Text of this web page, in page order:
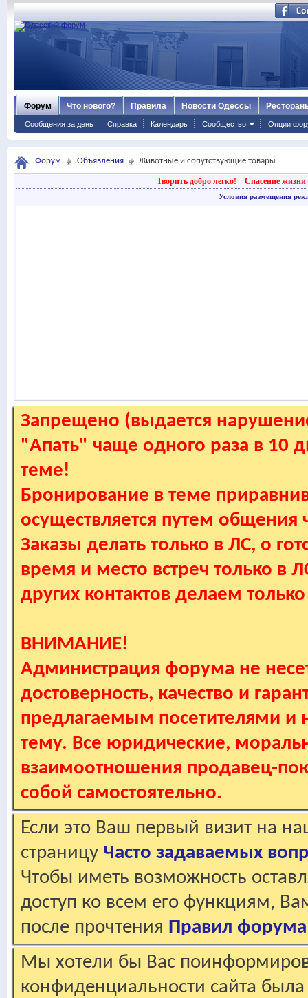
Форум
Сообщения за день Справка Календарь Сообщество Опции
Что нового? Правила Новости Одессы
Форум Объявления Животные и сопутствующие товары
Творить добро легко! Спасение жизни
Условия размещения
Запрещено (выдается
"Апать" чаще одного раза в 10
теме!
Бронирование в теме
осуществляется путем
Заказы делать только в ЛС, о
время и место встреч только в
других контактов делаем
ВНИМАНИЕ!
Администрация форума не
достоверность, качество и
предлагаемым посетителями и
тему. Все юридические,
взаимоотношения продавец-
собой самостоятельно.
Если это Ваш первый визит на
страницу Часто задаваемых
Чтобы иметь возможность
доступ ко всем его функциям,
после прочтения Правил форума
Мы хотели бы Вас
конфиденциальности сайта